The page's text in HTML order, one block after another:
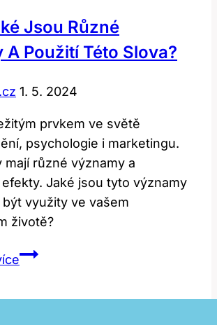
Jsou Různé
A Použití Této Slova?
1. 5. 2024
prvkem ve světě
psychologie i marketingu.
mají různé významy a
Jaké jsou tyto významy
využity ve vašem
životě?
Color: